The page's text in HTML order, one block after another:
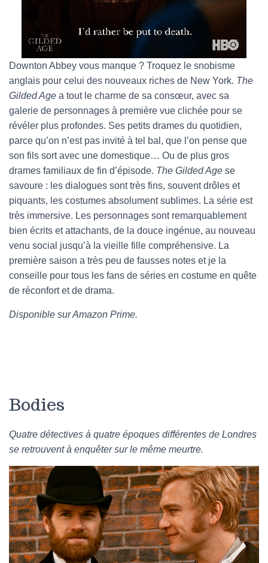
Downton Abbey vous manque ? Troquez le snobisme
anglais pour celui des nouveaux riches de New York. The
Gilded Age a tout le charme de sa consœur, avec sa
galerie de personnages à première vue clichée pour se
révéler plus profondes. Ses petits drames du quotidien,
parce qu’on n’est pas invité à tel bal, que l’on pense que
son fils sort avec une domestique… Ou de plus gros
drames familiaux de fin d’épisode. The Gilded Age se
savoure : les dialogues sont très fins, souvent drôles et
piquants, les costumes absolument sublimes. La série est
très immersive. Les personnages sont remarquablement
bien écrits et attachants, de la douce ingénue, au nouveau
venu social jusqu’à la vieille fille compréhensive. La
première saison a très peu de fausses notes et je la
conseille pour tous les fans de séries en costume en quête
de réconfort et de drama.
Disponible sur Amazon Prime.
Bodies
Quatre détectives à quatre époques différentes de Londres
se retrouvent à enquêter sur le même meurtre.